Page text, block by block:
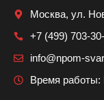
Москва, ул.
+7 (499) 703-
info@npom-
Время работы: